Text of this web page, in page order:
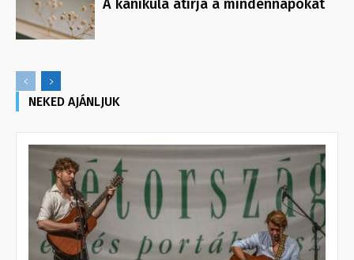
A kánikula átírja a mindennapokat
NEKED AJÁNLJUK